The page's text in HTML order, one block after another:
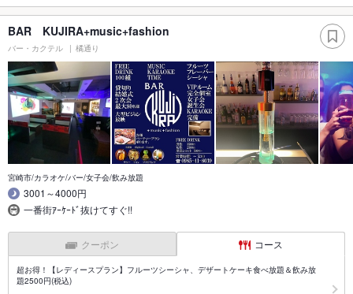
BAR KUJIRA+music+fashion
バー・カクテル 橘通り
宮崎市/カラオケ/バー/女子会/飲み放題
3001～4000円
一番街ｱｰｹｰﾄﾞ抜けてすぐ!!
クーポン コース
超お得！【レディースプラン】フルーツシーシャ、デザートケーキ食べ放題＆飲み放
題2500円(税込)